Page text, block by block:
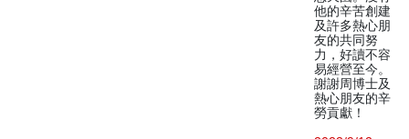
他的辛苦創建
及許多熱心朋
友的共同努
力，好讀不容
易經營至今。
謝謝周博士及
熱心朋友的辛
勞貢獻！